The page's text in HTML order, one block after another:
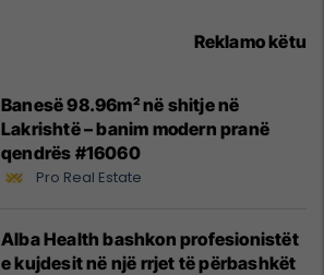
Reklamo këtu
Banesë 98.96m² në shitje në
Lakrishtë – banim modern pranë
qendrës #16060
Pro Real Estate
Alba Health bashkon profesionistët
e kujdesit në një rrjet të përbashkët